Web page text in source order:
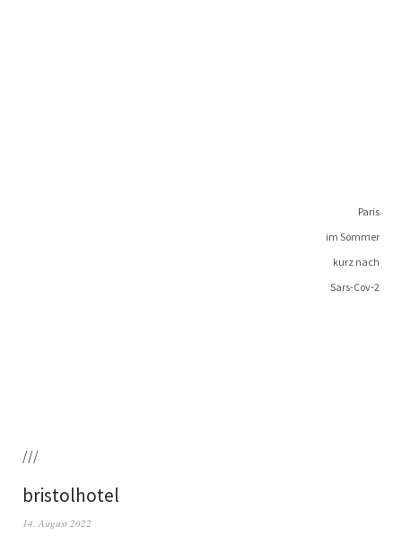
Paris
im Sommer
kurz nach
Sars-Cov‑2
///
bristolhotel
14. August 2022